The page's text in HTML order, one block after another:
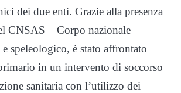
dei due enti. Grazie alla presenza
CNSAS – Corpo nazionale
speleologico, è stato affrontato
in un intervento di soccorso
sanitaria con l’utilizzo dei